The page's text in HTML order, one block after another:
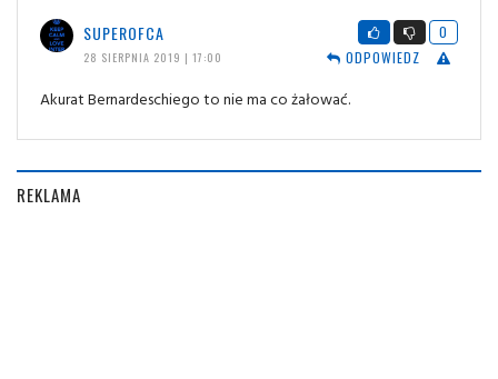
SUPEROFCA
28 SIERPNIA 2019 | 17:00
0
ODPOWIEDZ
Akurat Bernardeschiego to nie ma co żałować.
REKLAMA